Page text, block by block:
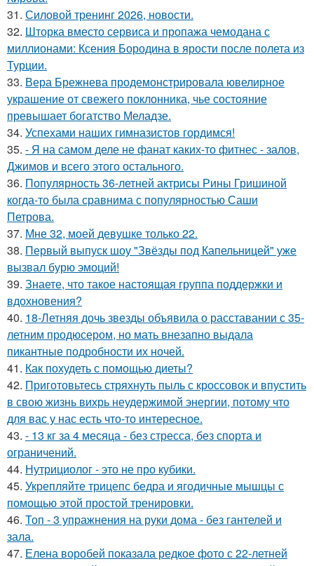
31. Силовой тренинг 2026, новости.
32. Шторка вместо сервиса и пропажа чемодана с
миллионами: Ксения Бородина в ярости после полета из
Турции.
33. Вера Брежнева продемонстрировала ювелирное
украшение от свежего поклонника, чье состояние
превышает богатство Меладзе.
34. Успехами наших гимназистов гордимся!
35. - Я на самом деле не фанат каких-то фитнес - залов,
Джимов и всего этого остального.
36. Популярность 36-летней актрисы Рины Гришиной
когда-то была сравнима с популярностью Саши
Петрова.
37. Мне 32, моей девушке только 22.
38. Первый выпуск шоу "Звёзды под Капельницей" уже
вызвал бурю эмоций!
39. Знаете, что такое настоящая группа поддержки и
вдохновения?
40. 18-Летняя дочь звезды объявила о расставании с 35-
летним продюсером, но мать внезапно выдала
пикантные подробности их ночей.
41. Как похудеть с помощью диеты?
42. Приготовьтесь стряхнуть пыль с кроссовок и впустить
в свою жизнь вихрь неудержимой энергии, потому что
для вас у нас есть что-то интересное.
43. - 13 кг за 4 месяца - без стресса, без спорта и
ограничений.
44. Нутрициолог - это не про кубики.
45. Укрепляйте трицепс бедра и ягодичные мышцы с
помощью этой простой тренировки.
46. Топ - 3 упражнения на руки дома - без гантелей и
зала.
47. Елена воробей показала редкое фото с 22-летней